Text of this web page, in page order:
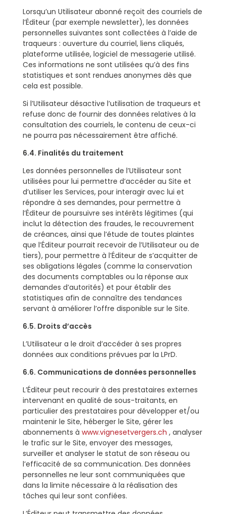
Lorsqu’un Utilisateur abonné reçoit des courriels de
l’Éditeur (par exemple newsletter), les données
personnelles suivantes sont collectées à l’aide de
traqueurs : ouverture du courriel, liens cliqués,
plateforme utilisée, logiciel de messagerie utilisé.
Ces informations ne sont utilisées qu’à des fins
statistiques et sont rendues anonymes dès que
cela est possible.
Si l’Utilisateur désactive l’utilisation de traqueurs et
refuse donc de fournir des données relatives à la
consultation des courriels, le contenu de ceux-ci
ne pourra pas nécessairement être affiché.
6.4. Finalités du traitement
Les données personnelles de l’Utilisateur sont
utilisées pour lui permettre d’accéder au Site et
d’utiliser les Services, pour interagir avec lui et
répondre à ses demandes, pour permettre à
l’Éditeur de poursuivre ses intérêts légitimes (qui
inclut la détection des fraudes, le recouvrement
de créances, ainsi que l’étude de toutes plaintes
que l’Éditeur pourrait recevoir de l’Utilisateur ou de
tiers), pour permettre à l’Éditeur de s’acquitter de
ses obligations légales (comme la conservation
des documents comptables ou la réponse aux
demandes d’autorités) et pour établir des
statistiques afin de connaître des tendances
servant à améliorer l’offre disponible sur le Site.
6.5. Droits d’accès
L’Utilisateur a le droit d’accéder à ses propres
données aux conditions prévues par la LPrD.
6.6. Communications de données personnelles
L’Éditeur peut recourir à des prestataires externes
intervenant en qualité de sous-traitants, en
particulier des prestataires pour développer et/ou
maintenir le Site, héberger le Site, gérer les
abonnements à www.vignesetvergers.ch , analyser
le trafic sur le Site, envoyer des messages,
surveiller et analyser le statut de son réseau ou
l’efficacité de sa communication. Des données
personnelles ne leur sont communiquées que
dans la limite nécessaire à la réalisation des
tâches qui leur sont confiées.